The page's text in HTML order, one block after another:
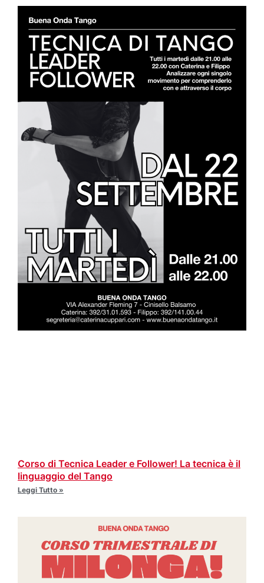
Corso di Tecnica Leader e Follower! La tecnica è il
linguaggio del Tango
Leggi Tutto »